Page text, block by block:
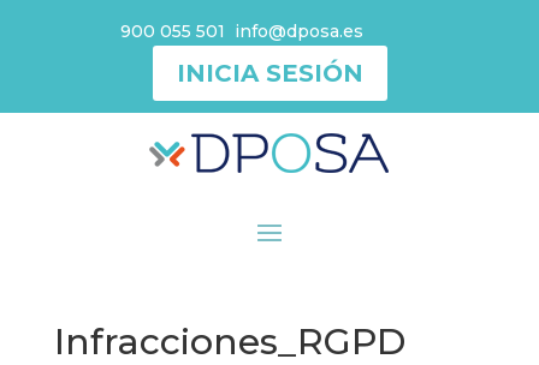
900 055 501 info@dposa.es
INICIA SESIÓN
Infracciones_RGPD